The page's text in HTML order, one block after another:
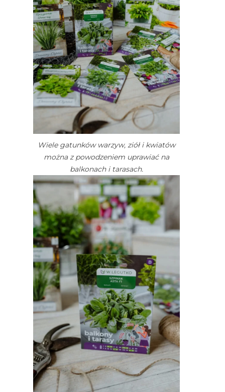
Wiele gatunków warzyw, ziół i kwiatów
można z powodzeniem uprawiać na
balkonach i tarasach.